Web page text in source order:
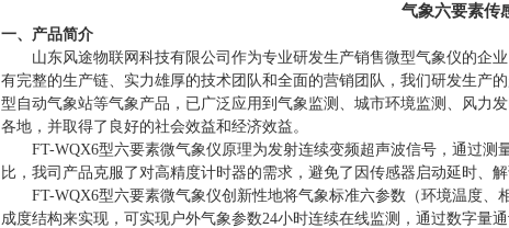
气象六要素传
一、产品简介
山东风途物联网科技有限公司作为专业研发生产销售微型气象仪的企
有完整的生产链、实力雄厚的技术团队和全面的营销团队，我们研发生产
型自动气象站等气象产品，已广泛应用到气象监测、城市环境监测、风力
各地，并取得了良好的社会效益和经济效益。
FT-WQX6型六要素微气象仪原理为发射连续变频超声波信号，通过测
比，我司产品克服了对高精度计时器的需求，避免了因传感器启动延时、
FT-WQX6型六要素微气象仪创新性地将气象标准六参数（环境温度、
成度结构来实现，可实现户外气象参数24小时连续在线监测，通过数字量